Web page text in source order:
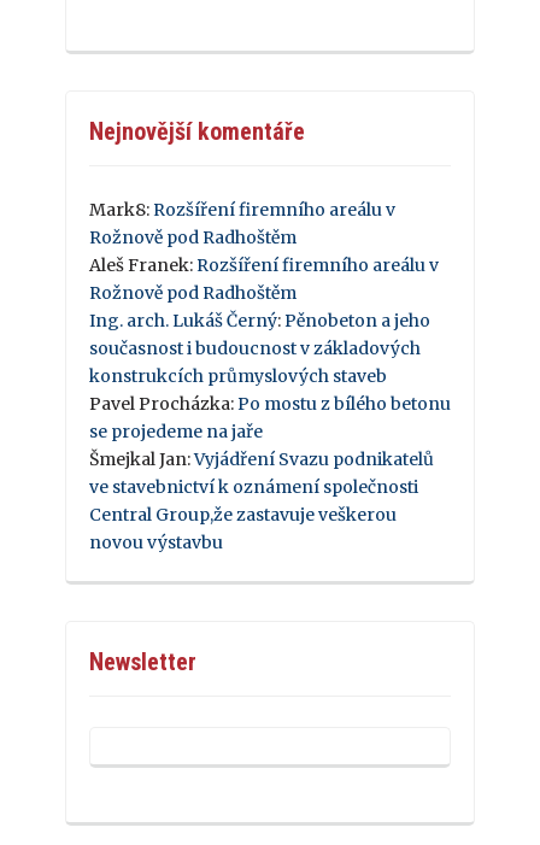
Nejnovější komentáře
Mark8: Rozšíření firemního areálu v
Rožnově pod Radhoštěm
Aleš Franek: Rozšíření firemního areálu v
Rožnově pod Radhoštěm
Ing. arch. Lukáš Černý: Pěnobeton a jeho
současnost i budoucnost v základových
konstrukcích průmyslových staveb
Pavel Procházka: Po mostu z bílého betonu
se projedeme na jaře
Šmejkal Jan:Vyjádření Svazu podnikatelů
ve stavebnictví k oznámení společnosti
Central Group,že zastavuje veškerou
novou výstavbu
Newsletter